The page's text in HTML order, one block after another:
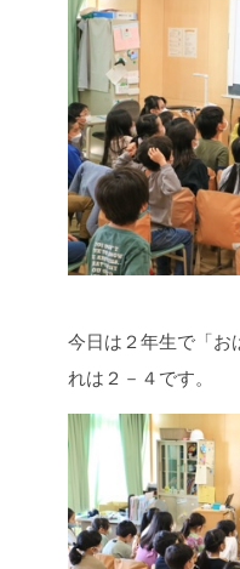
今日は２年生で「お
れは２－４です。